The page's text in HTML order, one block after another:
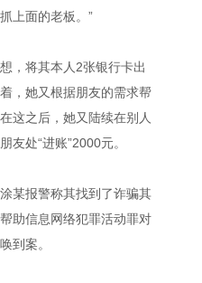
上面的老板。”
，将其本人2张银行卡出
，她又根据朋友的需求帮
这之后，她又陆续在别人
友处“进账”2000元。
某报警称其找到了诈骗其
助信息网络犯罪活动罪对
到案。